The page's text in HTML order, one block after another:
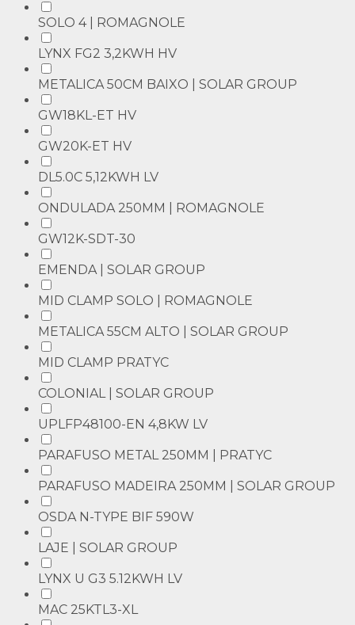
SOLO 4 | ROMAGNOLE
LYNX FG2 3,2KWH HV
METALICA 50CM BAIXO | SOLAR GROUP
GW18KL-ET HV
GW20K-ET HV
DL5.0C 5,12KWH LV
ONDULADA 250MM | ROMAGNOLE
GW12K-SDT-30
EMENDA | SOLAR GROUP
MID CLAMP SOLO | ROMAGNOLE
METALICA 55CM ALTO | SOLAR GROUP
MID CLAMP PRATYC
COLONIAL | SOLAR GROUP
UPLFP48100-EN 4,8KW LV
PARAFUSO METAL 250MM | PRATYC
PARAFUSO MADEIRA 250MM | SOLAR GROUP
OSDA N-TYPE BIF 590W
LAJE | SOLAR GROUP
LYNX U G3 5.12KWH LV
MAC 25KTL3-XL